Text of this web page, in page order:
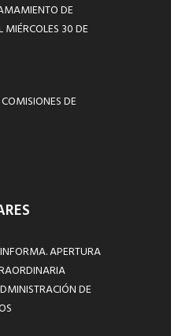
DE
MIÉRCOLES 30 DE
DE
APERTURA
DE